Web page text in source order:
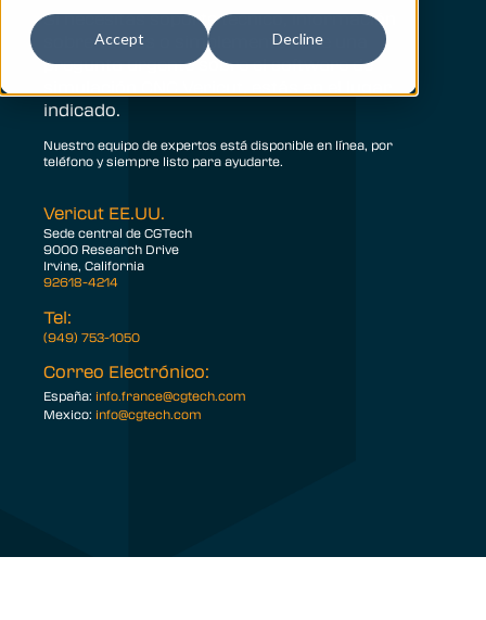
Accept Decline
Si necesitas soporte técnico, información
sobre ventas o simplemente tiene una
pregunta urgente sobre el software de
simulación CNC Vericut, estás en el lugar
indicado.
Nuestro equipo de expertos está disponible en línea, por
teléfono y siempre listo para ayudarte.
Vericut EE.UU.
Sede central de CGTech
9000 Research Drive
Irvine, California
92618-4214
Tel:
(949) 753-1050
Correo Electrónico:
España: info.france@cgtech.com
Mexico: info@cgtech.com